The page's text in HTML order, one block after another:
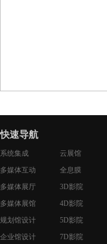
快速导航
系统集成 云展馆
多媒体互动
全息膜
多媒体展厅
3D影院
多媒体展馆
4D影院
规划馆设计
5D影院
企业馆设计
7D影院